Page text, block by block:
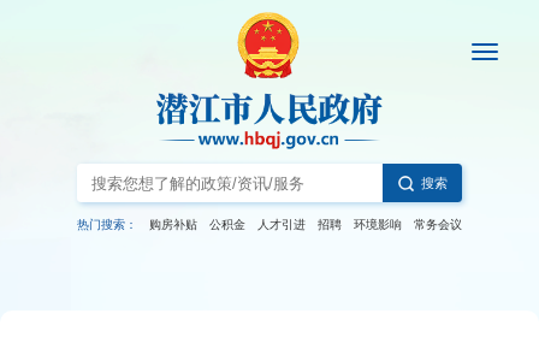
搜索
热门搜索： 购房补贴 公积金 人才引进 招聘 环境影响 常务会议